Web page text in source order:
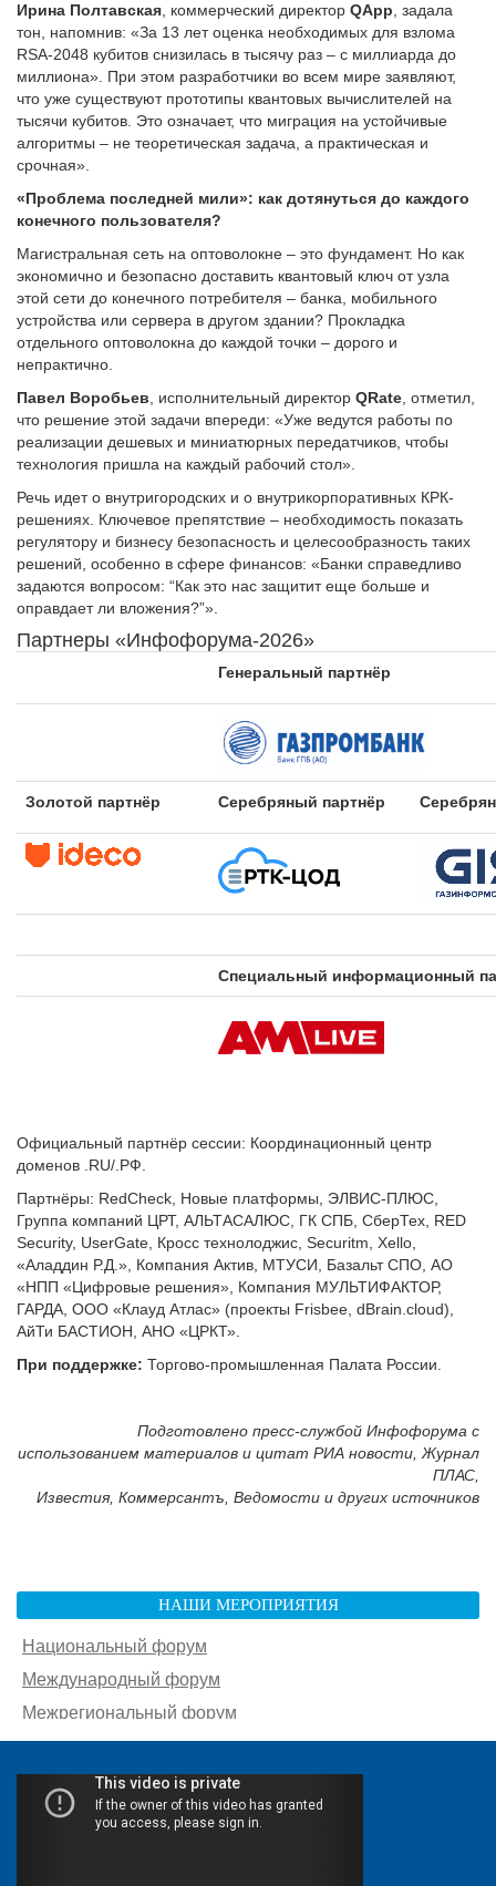
Ирина Полтавская , коммерческий директор QApp , задала
тон, напомнив: «За 13 лет оценка необходимых для взлома
RSA-2048 кубитов снизилась в тысячу раз – с миллиарда до
миллиона». При этом разработчики во всем мире заявляют,
что уже существуют прототипы квантовых вычислителей на
тысячи кубитов. Это означает, что миграция на устойчивые
алгоритмы – не теоретическая задача, а практическая и
срочная».
«Проблема последней мили»: как дотянуться до каждого
конечного пользователя?
Магистральная сеть на оптоволокне – это фундамент. Но как
экономично и безопасно доставить квантовый ключ от узла
этой сети до конечного потребителя – банка, мобильного
устройства или сервера в другом здании? Прокладка
отдельного оптоволокна до каждой точки – дорого и
непрактично.
Павел Воробьев , исполнительный директор QRate , отметил,
что решение этой задачи впереди: «Уже ведутся работы по
реализации дешевых и миниатюрных передатчиков, чтобы
технология пришла на каждый рабочий стол».
Речь идет о внутригородских и о внутрикорпоративных КРК-
решениях. Ключевое препятствие – необходимость показать
регулятору и бизнесу безопасность и целесообразность таких
решений, особенно в сфере финансов: «Банки справедливо
задаются вопросом: “Как это нас защитит еще больше и
оправдает ли вложения?”».
Партнеры «Инфофорума-2026»
Генеральный партнёр
Золотой партнёр Серебряный партнёр
Специальный информационный
Официальный партнёр сессии: Координационный центр
доменов .RU/.РФ.
Партнёры: RedCheck, Новые платформы, ЭЛВИС-ПЛЮС,
Группа компаний ЦРТ, АЛЬТАСАЛЮС, ГК СПБ, СберТех, RED
Security, UserGate, Кросс технолоджис, Securitm, Xello,
«Аладдин Р.Д.», Компания Актив, МТУСИ, Базальт СПО, AO
«НПП «Цифровые решения», Компания МУЛЬТИФАКТОР,
ГАРДА, ООО «Клауд Атлас» (проекты Frisbee, dBrain.cloud),
АйТи БАСТИОН, АНО «ЦРКТ».
При поддержке: Торгово-промышленная Палата России.
Подготовлено пресс-службой Инфофорума с
использованием материалов и цитат РИА новости, Журнал
ПЛАС,
Известия, Коммерсантъ, Ведомости и других источников
НАШИ МЕРОПРИЯТИЯ
Национальный форум
Международный форум
Межрегиональный форум
Южный форум
Другие мероприятия